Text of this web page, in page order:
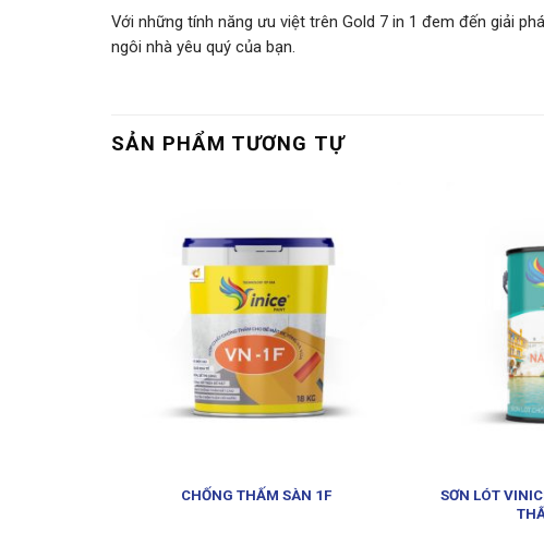
Với những tính năng ưu việt trên Gold 7 in 1 đem đến giải
ngôi nhà yêu quý của bạn.
SẢN PHẨM TƯƠNG TỰ
CHỐNG THẤM SÀN 1F
SƠN LÓT